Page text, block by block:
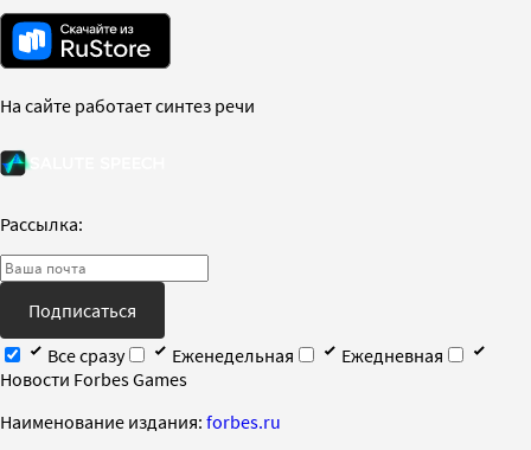
На сайте работает синтез речи
Рассылка:
Подписаться
Все сразу
Еженедельная
Ежедневная
Новости Forbes Games
Наименование издания: forbes.ru